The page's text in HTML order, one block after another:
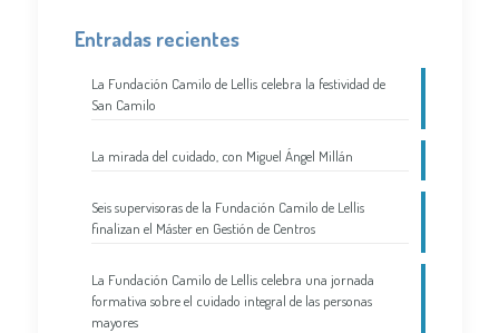
Entradas recientes
La Fundación Camilo de Lellis celebra la festividad de
San Camilo
La mirada del cuidado, con Miguel Ángel Millán
Seis supervisoras de la Fundación Camilo de Lellis
finalizan el Máster en Gestión de Centros
La Fundación Camilo de Lellis celebra una jornada
formativa sobre el cuidado integral de las personas
mayores